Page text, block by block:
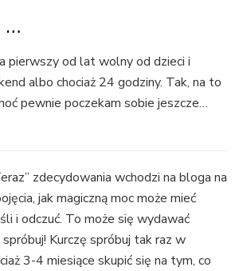
…
pierwszy od lat wolny od dzieci i
albo chociaż 24 godziny. Tak, na to
pewnie poczekam sobie jeszcze…
zdecydowania wchodzi na bloga na
jak magiczną moc może mieć
i odczuć. To może się wydawać
Kurczę spróbuj tak raz w
3-4 miesiące skupić się na tym, co